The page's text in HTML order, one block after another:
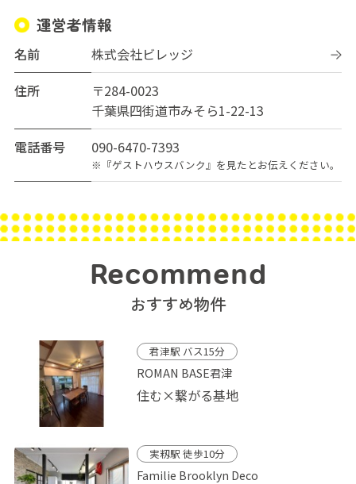
運営者情報
名前
株式会社ビレッジ
住所
〒284-0023
千葉県四街道市みそら1-22-13
電話番号
090-6470-7393
※『ゲストハウスバンク』を見たとお伝えください。
Recommend
おすすめ物件
君津駅 バス15分
ROMAN BASE君津
住む×繋がる基地
実籾駅 徒歩10分
Familie Brooklyn Deco